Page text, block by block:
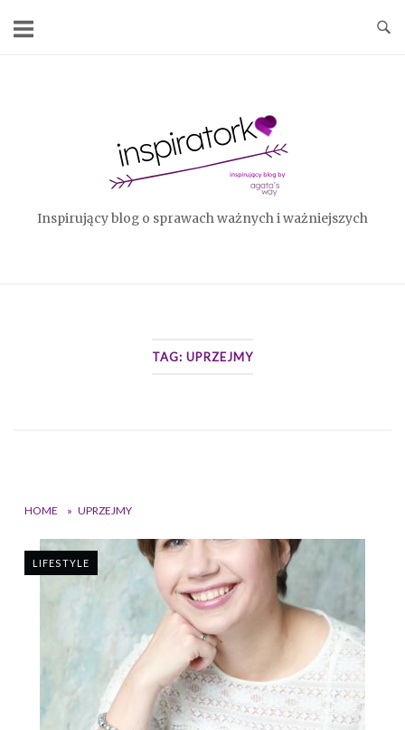
Inspirujący blog o sprawach ważnych i ważniejszych
TAG: UPRZEJMY
HOME » UPRZEJMY
LIFESTYLE